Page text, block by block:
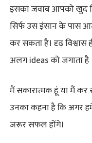
इसका जवाब आपको खुद
सिर्फ उस इंसान के पास
कर सकता है। दृढ़
अलग ideas को जगाता है
मैं सकारात्मक हूं या मैं कर
उनका कहना है कि अगर
जरूर सफल होंगे।